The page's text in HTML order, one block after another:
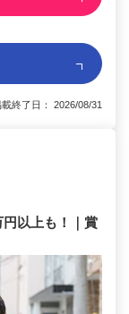
終了日： 2026/08/31
以上も！｜賞